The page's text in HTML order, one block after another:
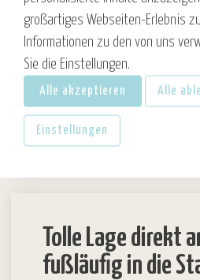
immer ein Höhepunkt."
Gabriela, Dezember 28. 2025
Tolle Lage direkt
fußläufig in die
großartiges Webseiten-Erlebnis
Informationen zu den von uns
Sie die Einstellungen.
Alle akzeptieren Alle
Einstellungen